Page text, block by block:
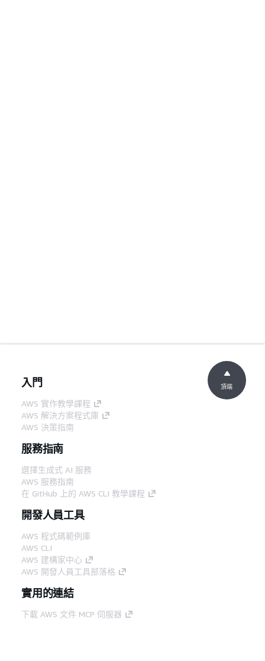
入門
AWS 實作教學課程
AWS 解決方案程式庫
AWS 決策指南
服務指南
選擇生成式 AI 服務
AWS 服務指南
在 GitHub 上的 AWS CLI 教學課程
開發人員工具
AWS 程式碼範例庫
AWS CLI
AWS 建構家中心
AWS 開發人員工具部落格
實用的連結
下載 AWS 文件 MCP 伺服器
登入 AWS Console
頂端